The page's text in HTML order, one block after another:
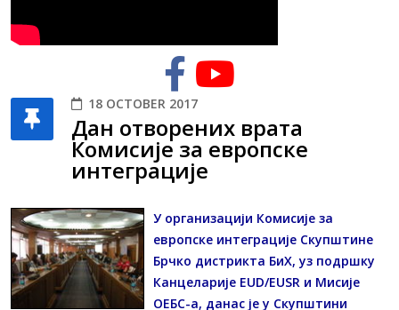
18 OCTOBER 2017
Дан отворених врата
Комисије за европске
интеграције
У организацији Комисије за
европске интеграције Скупштине
Брчко дистрикта БиХ, уз подршку
Канцеларије EUD/EUSR и Мисије
ОЕБС-а, данас је у Скупштини